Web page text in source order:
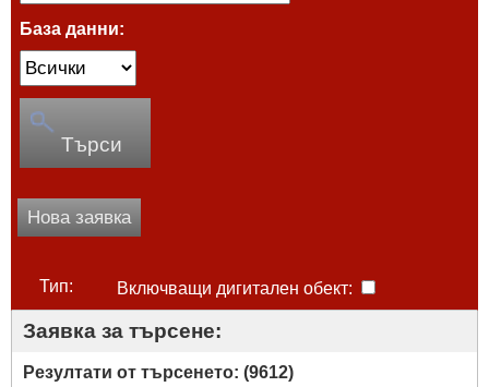
База данни:
Търси
Нова заявка
Тип: Включващи дигитален обект:
Заявка за търсене:
Резултати от търсенето: (9612)